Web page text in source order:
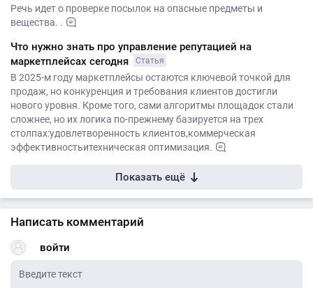
Речь идет о проверке посылок на опасные предметы и
вещества. .
Что нужно знать про управление репутацией на
маркетплейсах сегодня
Статья
В 2025-м году маркетплейсы остаются ключевой точкой для
продаж, но конкуренция и требования клиентов достигли
нового уровня. Кроме того, сами алгоритмы площадок стали
сложнее, но их логика по-прежнему базируется на трех
столпах:удовлетворенность клиентов,коммерческая
эффективностьитехническая оптимизация.
Показать ещё
Написать комментарий
войти